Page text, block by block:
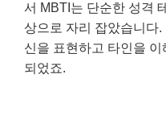
서 MBTI는 단순한 성격
상으로 자리 잡았습니다
신을 표현하고 타인을
되었죠.